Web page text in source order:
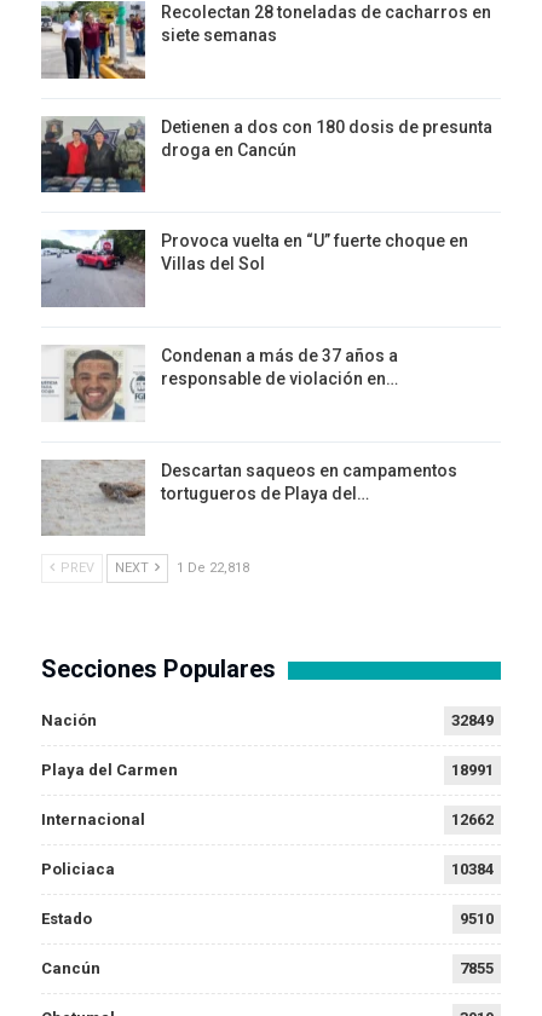
Recolectan 28 toneladas de cacharros en
siete semanas
Detienen a dos con 180 dosis de presunta
droga en Cancún
Provoca vuelta en “U” fuerte choque en
Villas del Sol
Condenan a más de 37 años a
responsable de violación en…
Descartan saqueos en campamentos
tortugueros de Playa del…
PREV NEXT 1 De 22,818
Secciones Populares
Nación 32849
Playa del Carmen 18991
Internacional 12662
Policiaca 10384
Estado 9510
Cancún 7855